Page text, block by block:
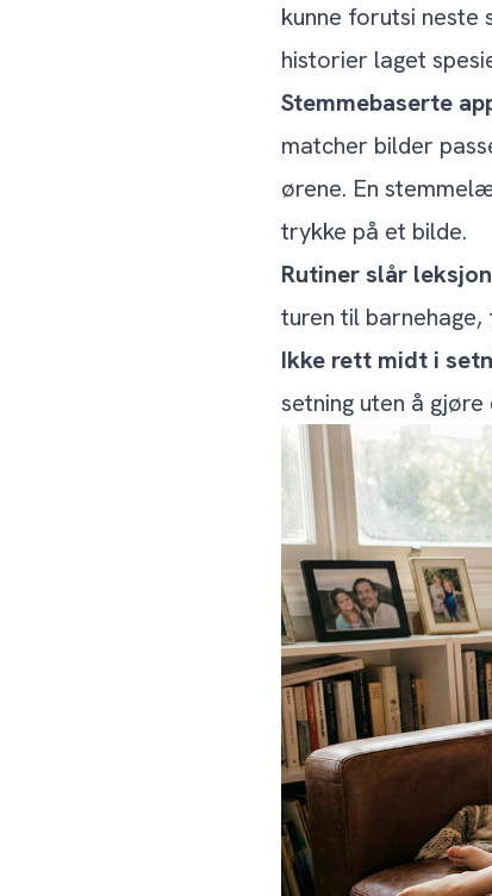
kunne forutsi neste
historier laget
Stemmebaserte
matcher bilder
ørene. En
trykke på et bilde.
Rutiner slår
turen til
Ikke rett midt i
setning uten å